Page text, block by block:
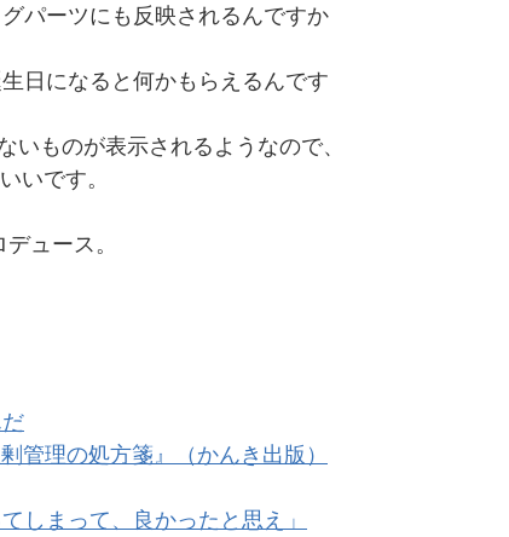
パーツにも反映されるんですか
日になると何かもらえるんです
いものが表示されるようなので、
いです。
デュース。
管理の処方箋』（かんき出版）
しまって、良かったと思え」